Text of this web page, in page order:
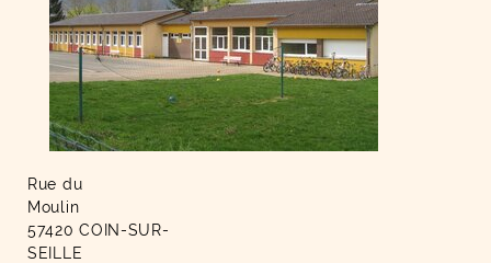
Rue du
57420 COIN-SUR-
SEILLE